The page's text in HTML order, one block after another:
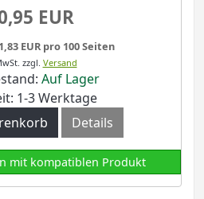
EUR
EUR pro 100 Seiten
zzgl. Versand
Auf Lager
1-3 Werktage
Details
mit kompatiblen Produkt